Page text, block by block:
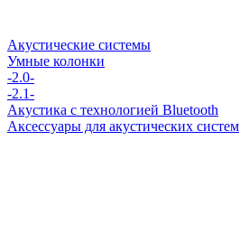
Акустические системы
Умные колонки
-2.0-
-2.1-
Акустика с технологией Bluetooth
Аксессуары для акустических систем